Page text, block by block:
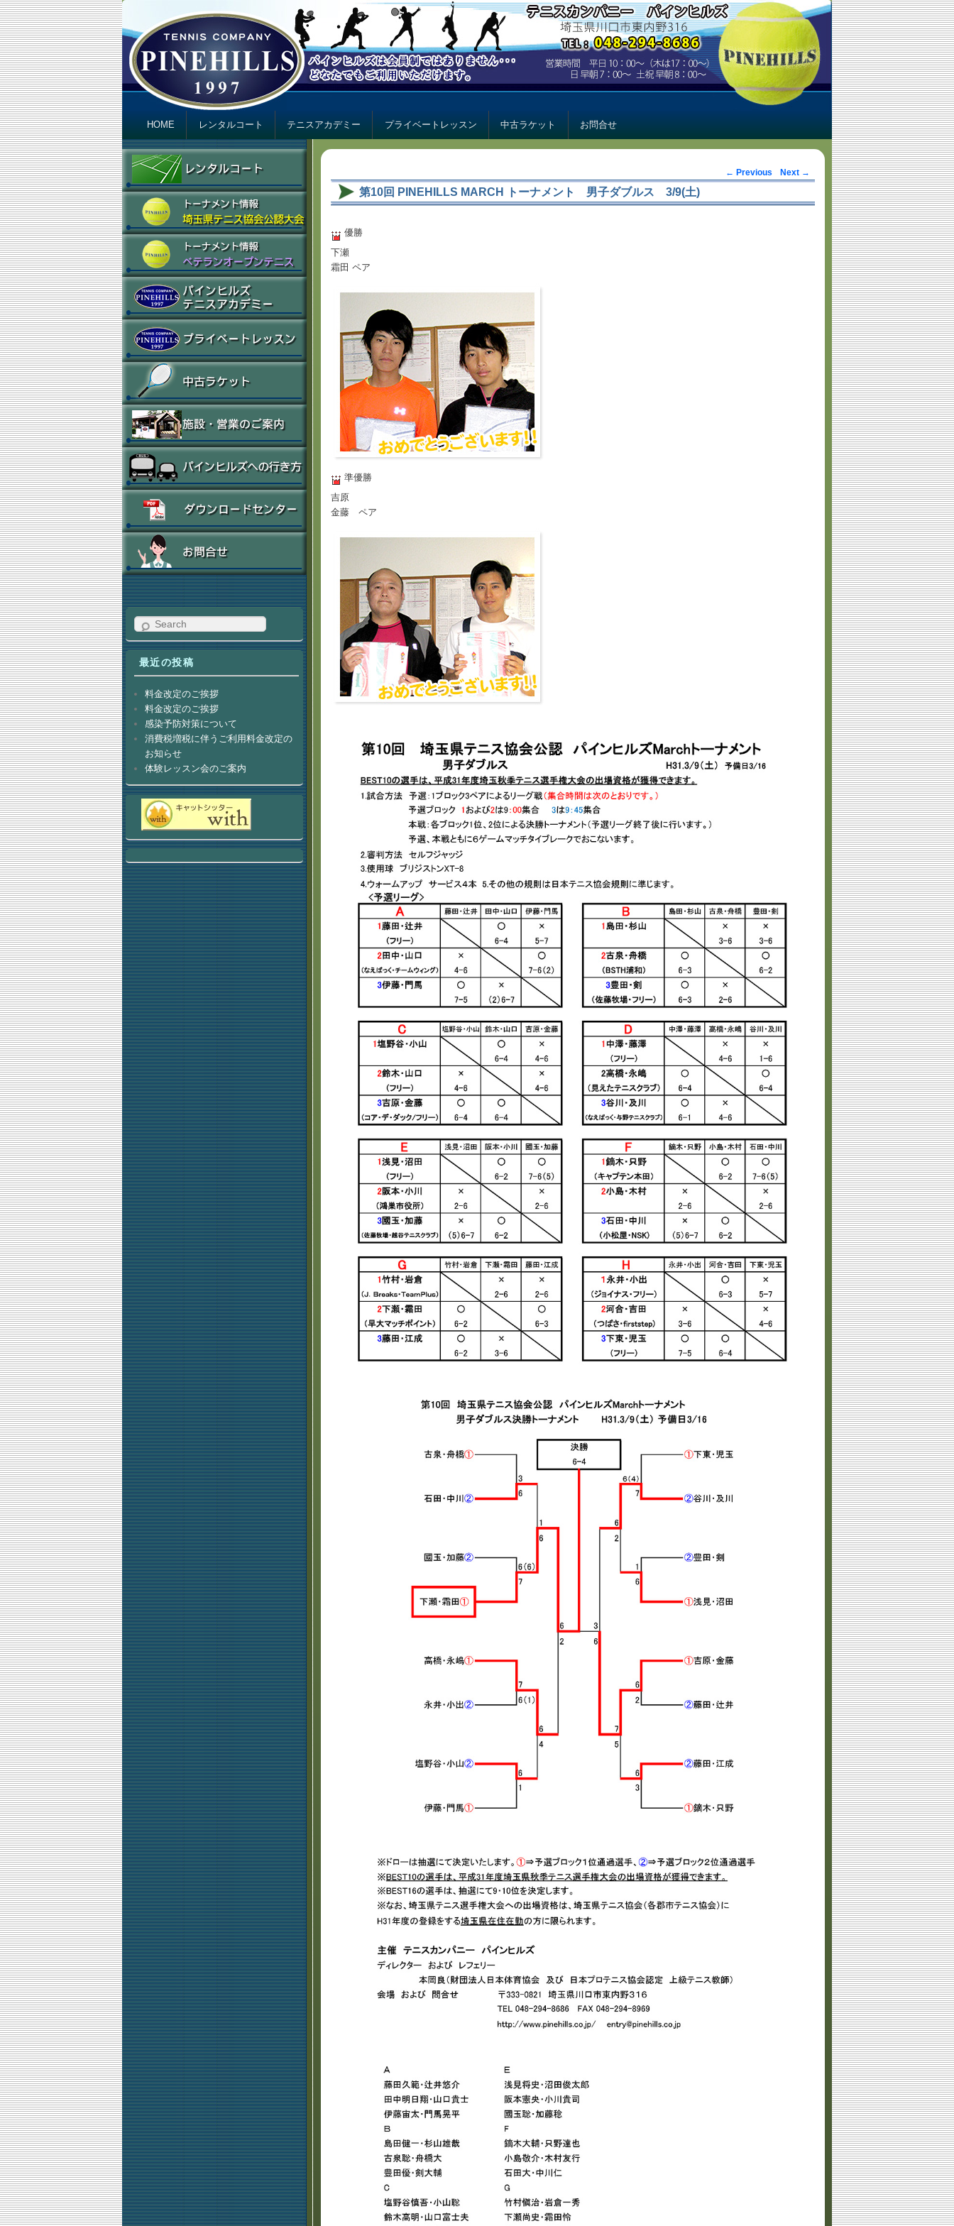
テニスカンパニー パインヒルズ
Just another テニスカンパニー パインヒルズ
Primary menu
Skip to primary content
Skip to secondary content
HOME レンタルコート テニスアカデミー プライベートレッスン 中古ラケット お問合せ
Post navigation
← Previous Next →
第10回 PINEHILLS MARCH トーナメント 男子ダブルス 3/9(土)
優勝
下瀬
霜田 ペア
準優勝
吉原
金藤 ペア
Search
最近の投稿
料金改定のご挨拶
料金改定のご挨拶
感染予防対策について
消費税増税に伴うご利用料金改定の
お知らせ
体験レッスン会のご案内